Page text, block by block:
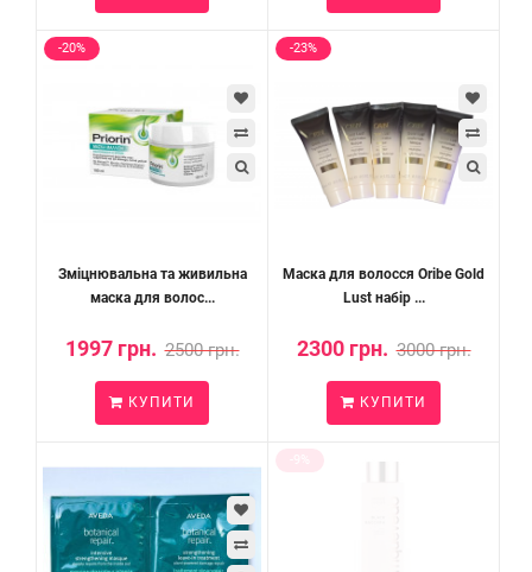
-20%
Зміцнювальна та живильна
маска для волос...
1997 грн. 2500 грн.
КУПИТИ
-23%
Маска для волосся Oribe Gold
Lust набір ...
2300 грн. 3000 грн.
КУПИТИ